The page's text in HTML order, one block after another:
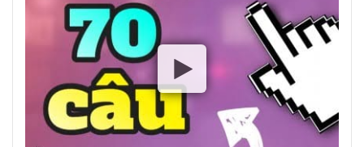
Sư Thật Về Thức Ăn Ngày Nay Đối Với Cơ
Thể Của Bạn
Bạn Hãy Cân Nhắc Khi Lựa Chọn Mặc Quần
Áo Màu Đen